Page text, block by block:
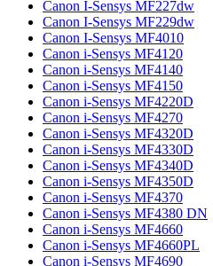
Canon I-Sensys MF227dw
Canon I-Sensys MF229dw
Canon I-Sensys MF4010
Canon i-Sensys MF4120
Canon i-Sensys MF4140
Canon i-Sensys MF4150
Canon i-Sensys MF4220D
Canon i-Sensys MF4270
Canon i-Sensys MF4320D
Canon i-Sensys MF4330D
Canon i-Sensys MF4340D
Canon i-Sensys MF4350D
Canon i-Sensys MF4370
Canon i-Sensys MF4380 DN
Canon i-Sensys MF4660
Canon i-Sensys MF4660PL
Canon i-Sensys MF4690